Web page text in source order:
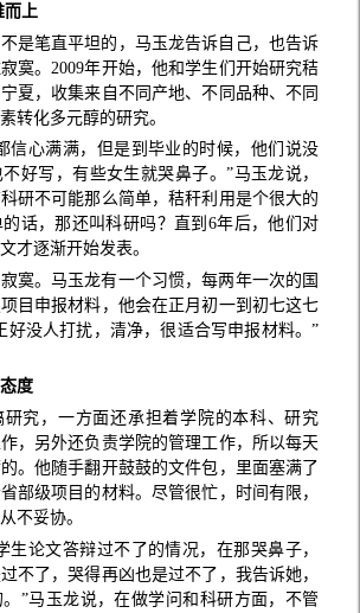
而上
是笔直平坦的，马玉龙告诉自己，也告诉
寞。2009年开始，他和学生们开始研究秸
夏，收集来自不同产地、不同品种、不同
转化多元醇的研究。
信心满满，但是到毕业的时候，他们说没
好写，有些女生就哭鼻子。”马玉龙说，
研不可能那么简单，秸秆利用是个很大的
话，那还叫科研吗？直到6年后，他们对
才逐渐开始发表。
寞。马玉龙有一个习惯，每两年一次的国
目申报材料，他会在正月初一到初七这七
好没人打扰，清净，很适合写申报材料。”
度
研究，一方面还承担着学院的本科、研究
，另外还负责学院的管理工作，所以每天
。他随手翻开鼓鼓的文件包，里面塞满了
部级项目的材料。尽管很忙，时间有限，
不妥协。
生论文答辩过不了的情况，在那哭鼻子，
不了，哭得再凶也是过不了，我告诉她，
”马玉龙说，在做学问和科研方面，不管